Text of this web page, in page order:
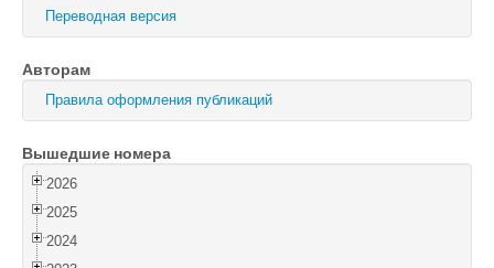
Физика и техника полупроводников
Оптика и спектроскопия
Поиск
Войти
Переводная версия
Авторам
Правила оформления публикаций
Вышедшие номера
2026
2025
2024